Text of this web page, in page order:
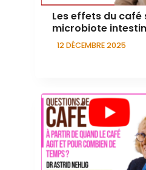
Les effets du café
microbiote
12 DÉCEMBRE 2025